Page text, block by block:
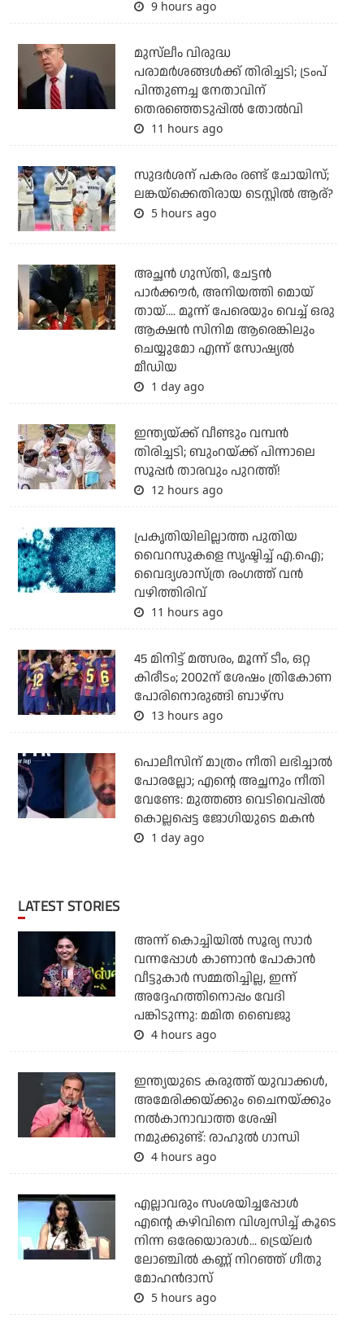
9 hours ago
മുസ്‌ലീം വിരുദ്ധ
പരാമര്‍ശങ്ങള്‍ക്ക് തിരിച്ചടി; ട്രംപ്
പിന്തുണച്ച നേതാവിന്
തെരഞ്ഞെടുപ്പില്‍ തോല്‍വി
11 hours ago
സുദര്‍ശന് പകരം രണ്ട് ചോയിസ്;
ലങ്കയ്‌ക്കെതിരായ ടെസ്റ്റില്‍ ആര്?
5 hours ago
അച്ഛന്‍ ഗുസ്തി, ചേട്ടന്‍
പാര്‍ക്കൗര്‍, അനിയത്തി മൊയ്
തായ്.... മൂന്ന് പേരെയും വെച്ച് ഒരു
ആക്ഷന്‍ സിനിമ ആരെങ്കിലും
ചെയ്യുമോ എന്ന് സോഷ്യല്‍
മീഡിയ
1 day ago
ഇന്ത്യയ്ക്ക് വീണ്ടും വമ്പന്‍
തിരിച്ചടി; ബുംറയ്ക്ക് പിന്നാലെ
സൂപ്പര്‍ താരവും പുറത്ത്!
12 hours ago
പ്രകൃതിയിലില്ലാത്ത പുതിയ
വൈറസുകളെ സൃഷ്ടിച്ച് എ.ഐ;
വൈദ്യശാസ്ത്ര രംഗത്ത് വന്‍
വഴിത്തിരിവ്
11 hours ago
45 മിനിട്ട് മത്സരം, മൂന്ന് ടീം, ഒറ്റ
കിരീടം; 2002ന് ശേഷം ത്രികോണ
പോരിനൊരുങ്ങി ബാഴ്‌സ
13 hours ago
പൊലീസിന് മാത്രം നീതി ലഭിച്ചാല്‍
പോരല്ലോ; എന്റെ അച്ഛനും നീതി
വേണ്ടേ: മുത്തങ്ങ വെടിവെപ്പില്‍
കൊല്ലപ്പെട്ട ജോഗിയുടെ മകന്‍
1 day ago
LATEST STORIES
അന്ന് കൊച്ചിയില്‍ സൂര്യ സാര്‍
വന്നപ്പോള്‍ കാണാന്‍ പോകാന്‍
വീട്ടുകാര്‍ സമ്മതിച്ചില്ല, ഇന്ന്
അദ്ദേഹത്തിനൊപ്പം വേദി
പങ്കിടുന്നു: മമിത ബൈജു
4 hours ago
ഇന്ത്യയുടെ കരുത്ത് യുവാക്കള്‍,
അമേരിക്കയ്ക്കും ചൈനയ്ക്കും
നല്‍കാനാവാത്ത ശേഷി
നമുക്കുണ്ട്: രാഹുല്‍ ഗാന്ധി
4 hours ago
എല്ലാവരും സംശയിച്ചപ്പോള്‍
എന്റെ കഴിവിനെ വിശ്വസിച്ച് കൂടെ
നിന്ന ഒരേയൊരാള്‍... ട്രെയ്‌ലര്‍
ലോഞ്ചില്‍ കണ്ണ് നിറഞ്ഞ് ഗീതു
മോഹന്‍ദാസ്
5 hours ago